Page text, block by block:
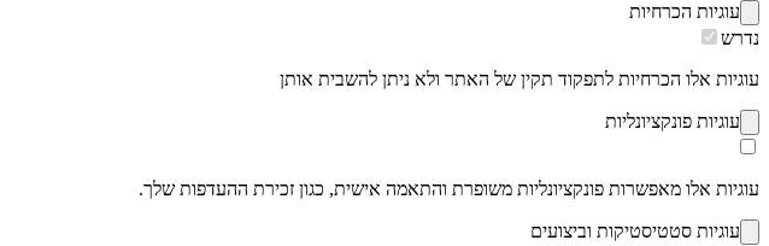
עוגיות הכרחיות
נדרש
עוגיות אלו הכרחיות לתפקוד תקין של האתר ולא ניתן להשבית אותן
עוגיות פונקציונליות
עוגיות אלו מאפשרות פונקציונליות משופרת והתאמה אישית, כגון זכירת ההעדפות שלך.
עוגיות סטטיסטיקות וביצועים